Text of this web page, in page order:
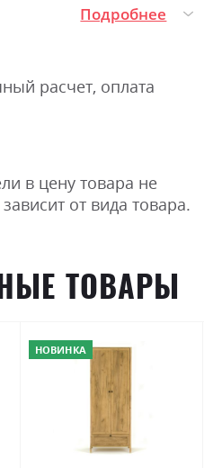
Подробнее
расчет, оплата
в цену товара не
от вида товара.
ТОВАРЫ
НОВИНКА